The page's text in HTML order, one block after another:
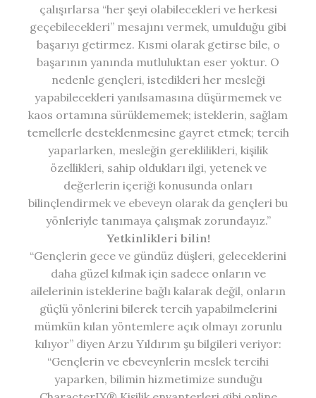
çalışırlarsa “her şeyi olabilecekleri ve herkesi
geçebilecekleri” mesajını vermek, umulduğu gibi
başarıyı getirmez. Kısmi olarak getirse bile, o
başarının yanında mutluluktan eser yoktur. O
nedenle gençleri, istedikleri her mesleği
yapabilecekleri yanılsamasına düşürmemek ve
kaos ortamına sürüklememek; isteklerin, sağlam
temellerle desteklenmesine gayret etmek; tercih
yaparlarken, mesleğin gereklilikleri, kişilik
özellikleri, sahip oldukları ilgi, yetenek ve
değerlerin içeriği konusunda onları
bilinçlendirmek ve ebeveyn olarak da gençleri bu
yönleriyle tanımaya çalışmak zorundayız.”
Yetkinlikleri bilin!
“Gençlerin gece ve gündüz düşleri, geleceklerini
daha güzel kılmak için sadece onların ve
ailelerinin isteklerine bağlı kalarak değil, onların
güçlü yönlerini bilerek tercih yapabilmelerini
mümkün kılan yöntemlere açık olmayı zorunlu
kılıyor” diyen Arzu Yıldırım şu bilgileri veriyor:
“Gençlerin ve ebeveynlerin meslek tercihi
yaparken, bilimin hizmetimize sunduğu